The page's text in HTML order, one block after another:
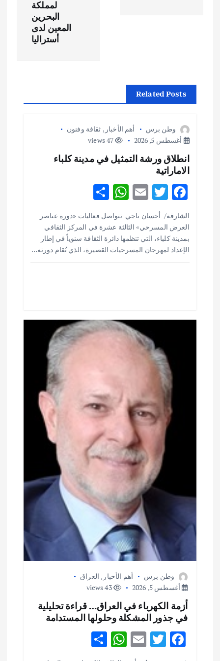
ق
ت
‬أستراليا
Related Posts
وطن برس أهم الأخبار , ثقافة وفنون
أغسطس 5, 2026
47 views
انطلاق ورشة التمثيل في مدينة كلباء
الاماراتية
F
ac
e
b
o
T
w
it
te
r
E
ai
l
W
h
at
s
A
h
ar
e
الشارقة/ أحسان ناجي تتواصل فعاليات «دورة عناصر
العرض المسرحي» الثالثة عشرة في المركز الثقافي
بمدينة كلباء، التي تنظمها دائرة الثقافة سنوياً في إطار
الإعداد لمهرجان المسرحيات القصيرة، الذي تُقام دورته…
وطن برس أهم الأخبار , العراق
أغسطس 5, 2026
43 views
أزمة الكهرباء في العراق… قراءة تحليلية
في جذور المشكلة وحلولها المستدامة
F
T
w
E
m
W
h
S
h ثقافة وفنون